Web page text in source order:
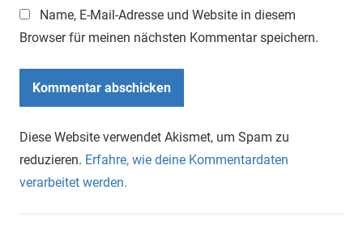
Name, E-Mail-Adresse und Website in diesem
Browser für meinen nächsten Kommentar speichern.
Diese Website verwendet Akismet, um Spam zu
reduzieren. Erfahre, wie deine Kommentardaten
verarbeitet werden.